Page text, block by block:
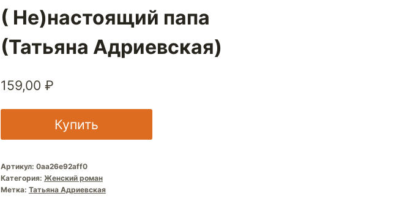
( Не)настоящий папа
(Татьяна Адриевская)
159,00 ₽
Купить
Артикул: 0aa26e92aff0
Категория: Женский роман
Метка: Татьяна Адриевская